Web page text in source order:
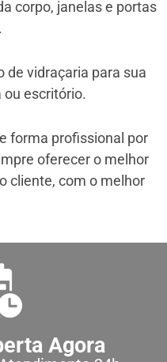
corpo, janelas e portas
de vidraçaria para sua
escritório.
forma profissional por
oferecer o melhor
cliente, com o melhor
Agora